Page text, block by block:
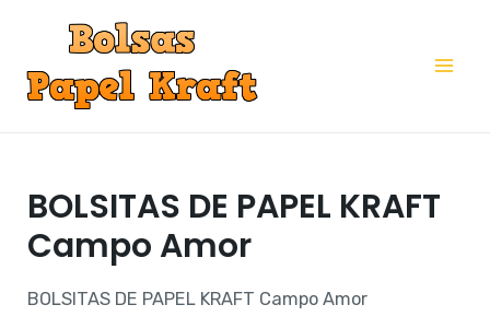
contenido
BOLSITAS DE PAPEL KRAFT
Campo Amor
BOLSITAS DE PAPEL KRAFT Campo Amor